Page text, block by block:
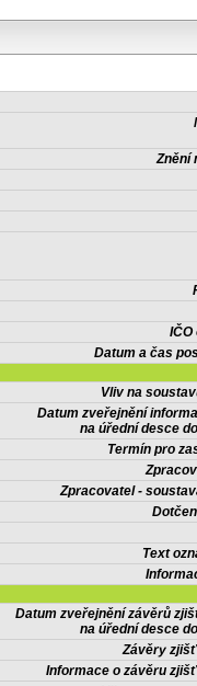
Znění
IČO
Datum a čas
Vliv na
Datum zveřejnění
na úřední desce
Termín pro
Zpracovatel -
Text
Datum zveřejnění závěrů
na úřední desce
Závěry
Informace o závěru